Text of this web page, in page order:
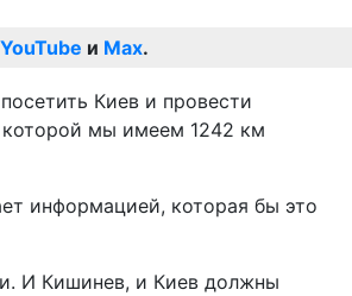
YouTube и Max.
Киев и провести
которой мы имеем 1242 км
информацией, которая бы это
И Кишинев, и Киев должны